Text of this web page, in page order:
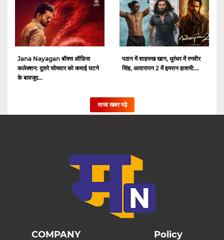
Jana Nayagan बॉक्स ऑफ़िस
कलेक्शन: दूसरे सोमवार को कमाई घटने
के बावजूद...
पठान में शाहरुख खान, धुरंधर में रणवीर
सिंह, आवारापन 2 में इमरान हाशमी:...
ताजा खबर पढ़े
COMPANY Policy